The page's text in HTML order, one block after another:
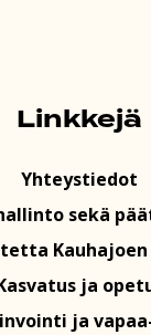
Linkkejä
Yhteystiedot
sekä
ja
ja